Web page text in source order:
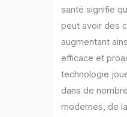
santé signifie
peut avoir des
augmentant
efficace et
technologie
dans de
modernes, de